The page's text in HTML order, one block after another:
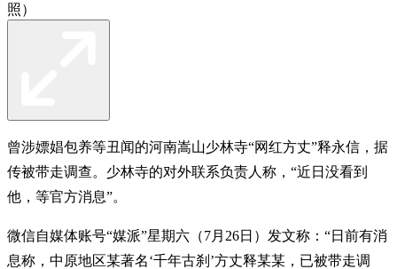
照）
曾涉嫖娼包养等丑闻的河南嵩山少林寺“网红方丈”释永信，据
传被带走调查。少林寺的对外联系负责人称，“近日没看到
他，等官方消息”。
微信自媒体账号“媒派”星期六（7月26日）发文称：“日前有消
息称，中原地区某著名‘千年古刹’方丈释某某，已被带走调